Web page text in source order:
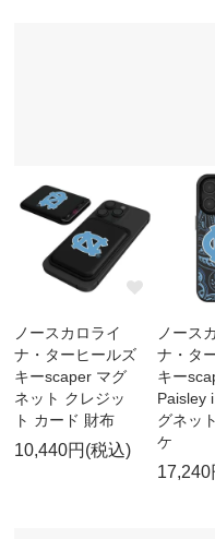
ノースカロライ
ナ・ターヒールズ
キーscaper マグ
ネット クレジッ
ト カード 財布
10,440円(税込)
ノース
ナ・タ
キー
Paisley
グネッ
ケ
17,240